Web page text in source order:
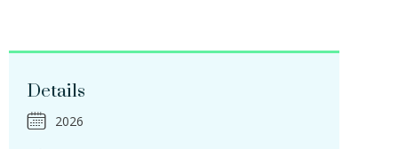
Details
2026